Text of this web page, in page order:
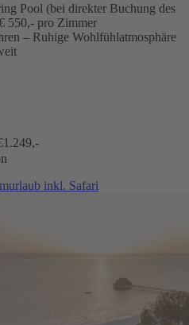
Pool (bei direkter Buchung des
550,- pro Zimmer
– Ruhige Wohlfühlatmosphäre
1.249,-
inkl. Safari